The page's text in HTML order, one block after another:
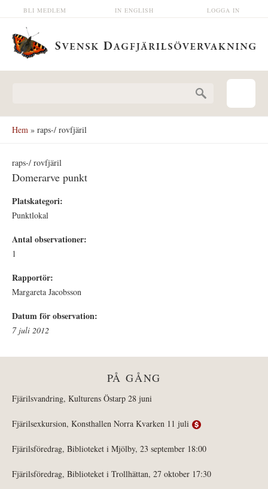
Hoppa till huvudinnehåll LOGGA IN
IN ENGLISH
BLI MEDLEM
Hem » raps-/ rovfjäril
raps-/ rovfjäril
Domerarve punkt
Platskategori:
Punktlokal
Antal observationer:
1
Rapportör:
Margareta Jacobsson
Datum för observation:
7 juli 2012
PÅ GÅNG
Fjärilsvandring, Kulturens Östarp 28 juni
Fjärilsexkursion, Konsthallen Norra Kvarken 11 juli
Fjärilsföredrag, Biblioteket i Mjölby, 23 september 18:00
Fjärilsföredrag, Biblioteket i Trollhättan, 27 oktober 17:30